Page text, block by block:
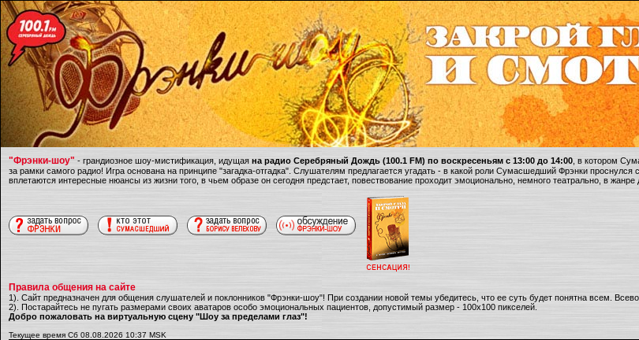
"Фрэнки-шоу" - грандиозное шоу-мистификация, идущая на радио Серебряный Дождь (100.1 FM) по воскресеньям с 13:00 до 14:00 , в котором
за рамки самого радио! Игра основана на принципе "загадка-отгадка". Слушателям предлагается угадать - в какой роли Сумасшедший Фрэнки
вплетаются интересные нюансы из жизни того, в чьем образе он сегодня предстает, повествование проходит эмоционально, немного театрально, в
Правила общения на сайте
1). Сайт предназначен для общения слушателей и поклонников "Фрэнки-шоу"! При создании новой темы убедитесь, что ее суть будет понятна всем.
2). Постарайтесь не пугать размерами своих аватаров особо эмоциональных пациентов, допустимый размер - 100х100 пикселей.
Добро пожаловать на виртуальную сцену "Шоу за пределами глаз"!
Текущее время Сб 08.08.2026 10:37 MSK